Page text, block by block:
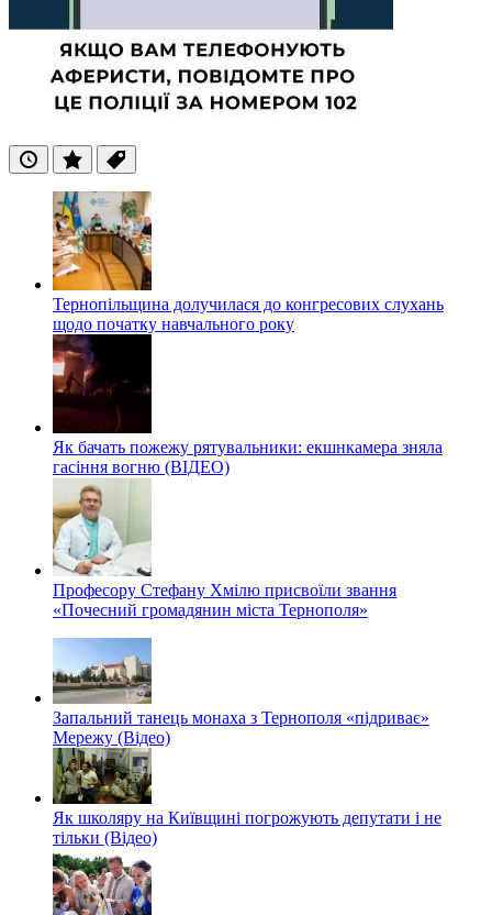
ОстанніПопулярні
Теги
Тернопільщина долучилася до конгресових слухань
щодо початку навчального року
Як бачать пожежу рятувальники: екшнкамера зняла
гасіння вогню (ВІДЕО)
Професору Стефану Хмілю присвоїли звання
«Почесний громадянин міста Тернополя»
Запальний танець монаха з Тернополя «підриває»
Мережу (Відео)
Як школяру на Київщині погрожують депутати і не
тільки (Відео)